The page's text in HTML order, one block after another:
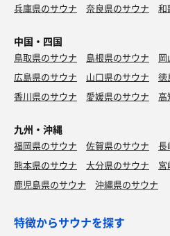
兵庫県のサウナ
奈良県のサウナ 和
中国・四国
鳥取県のサウナ 島根県のサウナ
岡
広島県のサウナ
山口県のサウナ
徳
香川県のサウナ
愛媛県のサウナ 高
九州・沖縄
福岡県のサウナ 佐賀県のサウナ
長
熊本県のサウナ
大分県のサウナ
宮
鹿児島県のサウナ
沖縄県のサウナ
特徴からサウナを探す